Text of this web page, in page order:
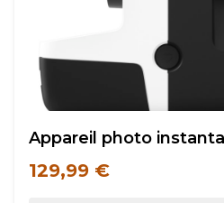
Appareil photo
129,99 €